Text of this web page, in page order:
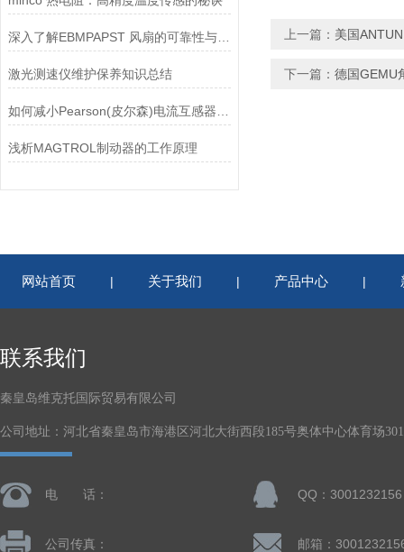
深入了解EBMPAPST 风扇的可靠性与耐用性
激光测速仪维护保养知识总结
浅析MAGTROL制动器的工作原理
上一篇： 美国
下一篇： 德国GEMU
网站首页 | 关于我们 | 产品中心 |
联系我们
秦皇岛维克托国际贸易有限公司
公司地址：河北省秦皇岛市海港区河北大街西段185号奥体中心体育场
电 话： QQ：3001232156
公司传真： 邮箱：